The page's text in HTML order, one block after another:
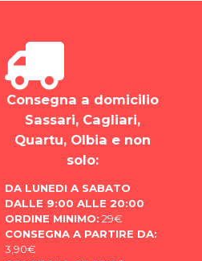
Consegna a domicilio
Sassari, Cagliari,
Quartu, Olbia e non
solo:
DA LUNEDI A SABATO
DALLE 9:00 ALLE 20:00
ORDINE MINIMO: 29€
CONSEGNA A PARTIRE DA:
3,90€